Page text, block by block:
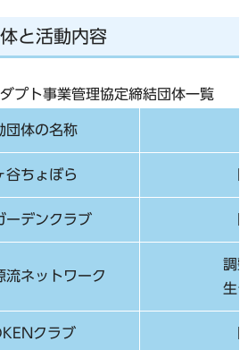
と活動内容
プト事業管理協定締結団体一覧
団体の名称
谷ちょぼら
ーデンクラブ
流ネットワーク
調
生
クラブ